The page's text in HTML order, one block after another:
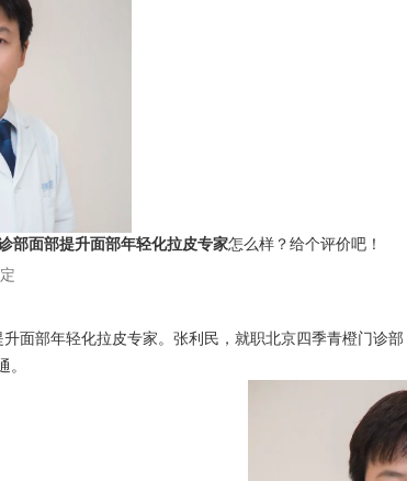
部面部提升面部年轻化拉皮专家怎么样？给个评价吧！
面部年轻化拉皮专家。张利民，就职北京四季青橙门